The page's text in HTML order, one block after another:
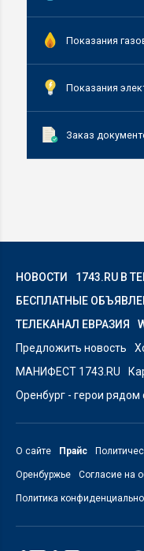
Показания
Показания
Заказ
НОВОСТИ
1743.RU В
БЕСПЛАТНЫЕ
ТЕЛЕКАНАЛ ЕВРАЗИЯ
Предложить новость
МАНИФЕСТ 1743.RU
Оренбург - герои рядом
О сайте Прайс
Оренбуржье Согласие на
Политика